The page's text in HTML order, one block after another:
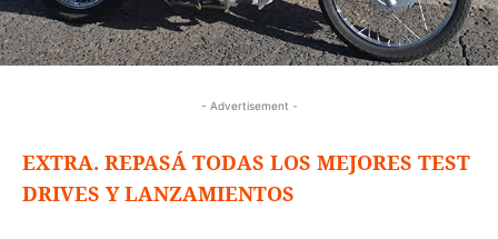
- Advertisement -
EXTRA. REPASÁ TODAS LOS MEJORES TEST
DRIVES Y LANZAMIENTOS